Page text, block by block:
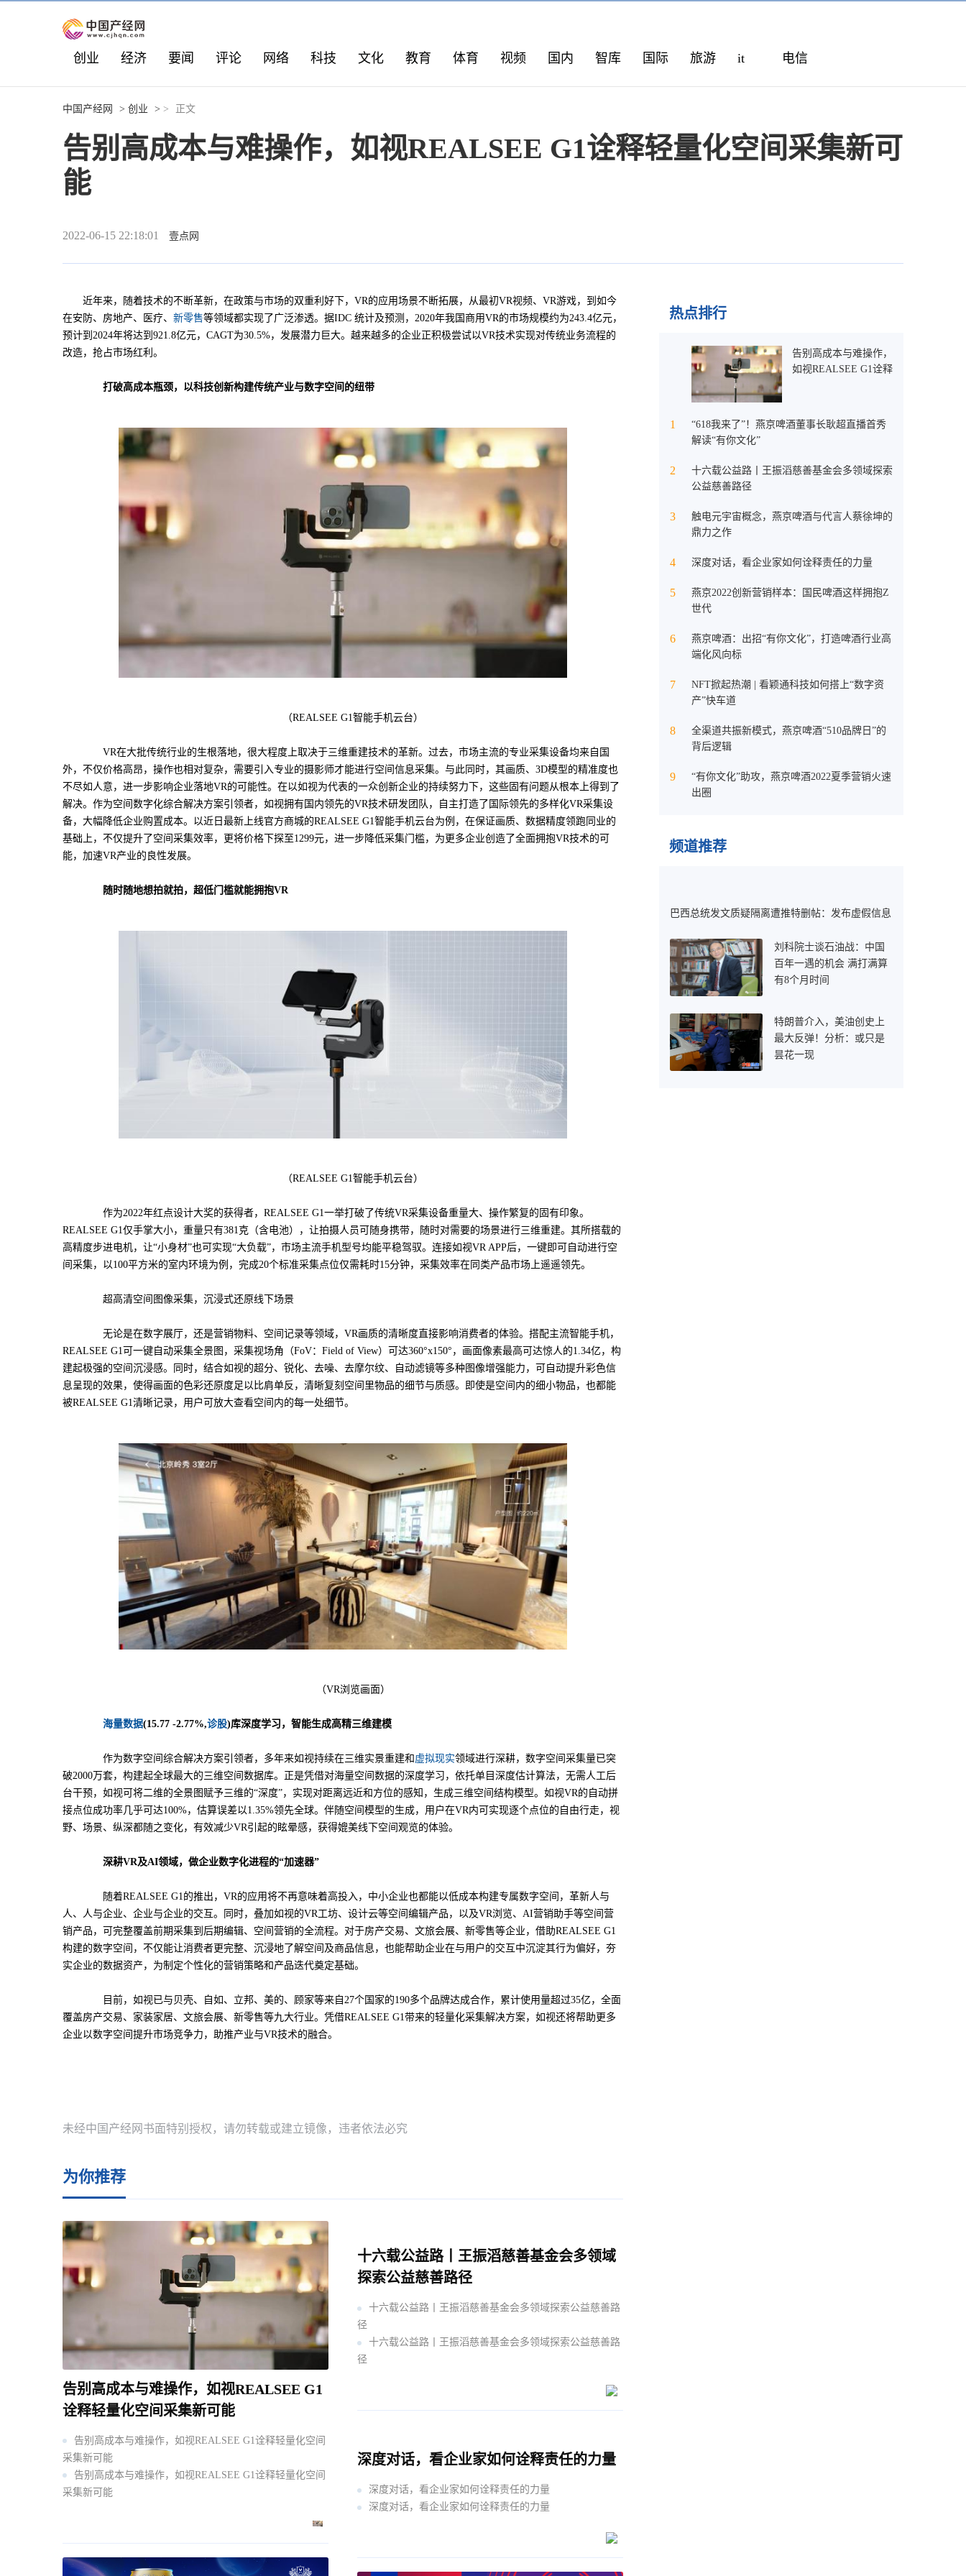
创业 经济 要闻 评论 网络 科技 文化 教育 体育 视频 国内 智库 国际 旅游 it 电信
中国产经网 > 创业 > > 正文
告别高成本与难操作，如视REALSEE G1诠释轻量化空间采集新可
能
2022-06-15 22:18:01 壹点网
近年来，随着技术的不断革新，在政策与市场的双重利好下，VR的应用场景不断拓展，从最初VR视频、VR游戏，到如今
在安防、房地产、医疗、 新零售等领域都实现了广泛渗透。据IDC 统计及预测，2020年我国商用VR的市场规模约为243.4亿元，
预计到2024年将达到921.8亿元，CAGT为30.5%，发展潜力巨大。越来越多的企业正积极尝试以VR技术实现对传统业务流程的
改造，抢占市场红利。
打破高成本瓶颈，以科技创新构建传统产业与数字空间的纽带
（REALSEE G1智能手机云台）
VR在大批传统行业的生根落地，很大程度上取决于三维重建技术的革新。过去，市场主流的专业采集设备均来自国
外，不仅价格高昂，操作也相对复杂，需要引入专业的摄影师才能进行空间信息采集。与此同时，其画质、3D模型的精准度也
不尽如人意，进一步影响企业落地VR的可能性。在以如视为代表的一众创新企业的持续努力下，这些固有问题从根本上得到了
解决。作为空间数字化综合解决方案引领者，如视拥有国内领先的VR技术研发团队，自主打造了国际领先的多样化VR采集设
备，大幅降低企业购置成本。以近日最新上线官方商城的REALSEE G1智能手机云台为例，在保证画质、数据精度领跑同业的
基础上，不仅提升了空间采集效率，更将价格下探至1299元，进一步降低采集门槛，为更多企业创造了全面拥抱VR技术的可
能，加速VR产业的良性发展。
随时随地想拍就拍，超低门槛就能拥抱VR
（REALSEE G1智能手机云台）
作为2022年红点设计大奖的获得者，REALSEE G1一举打破了传统VR采集设备重量大、操作繁复的固有印象。
REALSEE G1仅手掌大小，重量只有381克（含电池），让拍摄人员可随身携带，随时对需要的场景进行三维重建。其所搭载的
高精度步进电机，让“小身材”也可实现“大负载”，市场主流手机型号均能平稳驾驭。连接如视VR APP后，一键即可自动进行空
间采集，以100平方米的室内环境为例，完成20个标准采集点位仅需耗时15分钟，采集效率在同类产品市场上遥遥领先。
超高清空间图像采集，沉浸式还原线下场景
无论是在数字展厅，还是营销物料、空间记录等领域，VR画质的清晰度直接影响消费者的体验。搭配主流智能手机，
REALSEE G1可一键自动采集全景图，采集视场角（FoV：Field of View）可达360°x150°，画面像素最高可达惊人的1.34亿，构
建起极强的空间沉浸感。同时，结合如视的超分、锐化、去噪、去摩尔纹、自动滤镜等多种图像增强能力，可自动提升彩色信
息呈现的效果，使得画面的色彩还原度足以比肩单反，清晰复刻空间里物品的细节与质感。即使是空间内的细小物品，也都能
被REALSEE G1清晰记录，用户可放大查看空间内的每一处细节。
（VR浏览画面）
海量数据(15.77 -2.77%,诊股)库深度学习，智能生成高精三维建模
作为数字空间综合解决方案引领者，多年来如视持续在三维实景重建和 虚拟现实领域进行深耕，数字空间采集量已突
破2000万套，构建起全球最大的三维空间数据库。正是凭借对海量空间数据的深度学习，依托单目深度估计算法，无需人工后
台干预，如视可将二维的全景图赋予三维的“深度”，实现对距离远近和方位的感知，生成三维空间结构模型。如视VR的自动拼
接点位成功率几乎可达100%，估算误差以1.35%领先全球。伴随空间模型的生成，用户在VR内可实现逐个点位的自由行走，视
野、场景、纵深都随之变化，有效减少VR引起的眩晕感，获得媲美线下空间观览的体验。
深耕VR及AI领域，做企业数字化进程的“加速器”
随着REALSEE G1的推出，VR的应用将不再意味着高投入，中小企业也都能以低成本构建专属数字空间，革新人与
人、人与企业、企业与企业的交互。同时，叠加如视的VR工坊、设计云等空间编辑产品，以及VR浏览、AI营销助手等空间营
销产品，可完整覆盖前期采集到后期编辑、空间营销的全流程。对于房产交易、文旅会展、新零售等企业，借助REALSEE G1
构建的数字空间，不仅能让消费者更完整、沉浸地了解空间及商品信息，也能帮助企业在与用户的交互中沉淀其行为偏好，夯
实企业的数据资产，为制定个性化的营销策略和产品迭代奠定基础。
目前，如视已与贝壳、自如、立邦、美的、顾家等来自27个国家的190多个品牌达成合作，累计使用量超过35亿，全面
覆盖房产交易、家装家居、文旅会展、新零售等九大行业。凭借REALSEE G1带来的轻量化采集解决方案，如视还将帮助更多
企业以数字空间提升市场竞争力，助推产业与VR技术的融合。
未经中国产经网书面特别授权，请勿转载或建立镜像，违者依法必究
为你推荐
告别高成本与难操作，如视REALSEE G1
诠释轻量化空间采集新可能
告别高成本与难操作，如视REALSEE G1诠释轻量化空间
采集新可能
告别高成本与难操作，如视REALSEE G1诠释轻量化空间
采集新可能
十六载公益路丨王振滔慈善基金会多领域
探索公益慈善路径
十六载公益路丨王振滔慈善基金会多领域探索公益慈善路
径
十六载公益路丨王振滔慈善基金会多领域探索公益慈善路
径
深度对话，看企业家如何诠释责任的力量
深度对话，看企业家如何诠释责任的力量
深度对话，看企业家如何诠释责任的力量
热点排行
告别高成本与难操作，
如视REALSEE G1诠释
1
“618我来了”！燕京啤酒董事长耿超直播首秀
解读“有你文化”
2
十六载公益路丨王振滔慈善基金会多领域探索
公益慈善路径
3
触电元宇宙概念，燕京啤酒与代言人蔡徐坤的
鼎力之作
4 深度对话，看企业家如何诠释责任的力量
5
燕京2022创新营销样本：国民啤酒这样拥抱Z
世代
6
燕京啤酒：出招“有你文化”，打造啤酒行业高
端化风向标
7
NFT掀起热潮 | 看颖通科技如何搭上“数字资
产”快车道
8
全渠道共振新模式，燕京啤酒“510品牌日”的
背后逻辑
9
“有你文化”助攻，燕京啤酒2022夏季营销火速
出圈
频道推荐
巴西总统发文质疑隔离遭推特删帖：发布虚假信息
刘科院士谈石油战：中国
百年一遇的机会 满打满算
有8个月时间
特朗普介入，美油创史上
最大反弹！分析：或只是
昙花一现